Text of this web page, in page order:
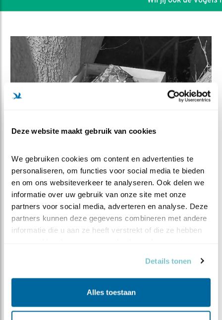
Deze website maakt gebruik van cookies
We gebruiken cookies om content en advertenties te
personaliseren, om functies voor social media te bieden
en om ons websiteverkeer te analyseren. Ook delen we
informatie over uw gebruik van onze site met onze
partners voor social media, adverteren en analyse. Deze
partners kunnen deze gegevens combineren met andere
informatie die u aan ze heeft verstrekt of die ze hebben
Details tonen
Alles toestaan
DEEL DIT FILMPJE
Aanvoer prooien
Romke Visser | Geplaatst op 7 april 2024, 8:00 |
Vind ik leuk| Bewaar dit filmpje|
298x
accepteren, maar M is een volhouder.
V legt, van "toe nou, pak aan". En vervolgens dringt hij